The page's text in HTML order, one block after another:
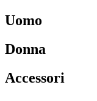
Uomo
Donna
Accessori